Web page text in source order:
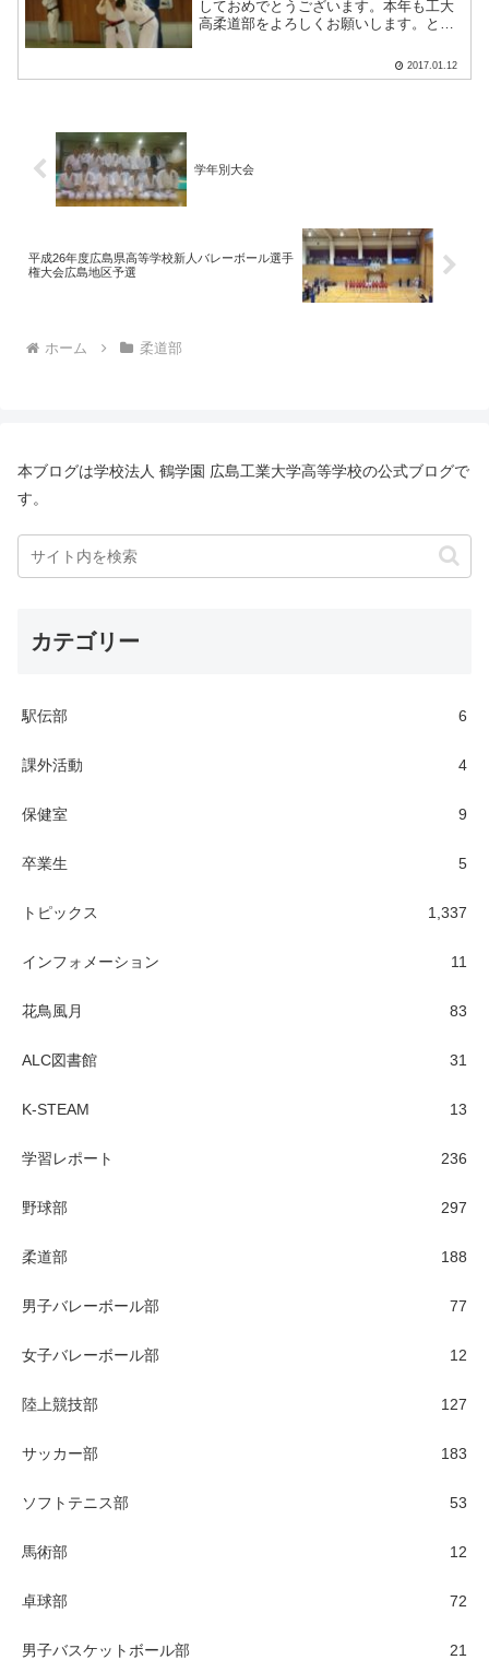
しておめでとうございます。本年も工大
高柔道部をよろしくお願いします。と、
１月７日～９日まで島根県立邇摩高校に
練習に行ってきました。邇摩高校にお邪
2017.01.12
学年別大会
平成26年度広島県高等学校新人バレーボール選手
権大会広島地区予選
ホーム 柔道部
本ブログは学校法人 鶴学園 広島工業大学高等学校の公式ブログで
す。
カテゴリー
駅伝部 6
課外活動 4
保健室 9
卒業生 5
トピックス 1,337
インフォメーション 11
花鳥風月 83
ALC図書館 31
K-STEAM 13
学習レポート 236
野球部 297
柔道部 188
男子バレーボール部 77
女子バレーボール部 12
陸上競技部 127
サッカー部 183
ソフトテニス部 53
馬術部 12
卓球部 72
男子バスケットボール部 21